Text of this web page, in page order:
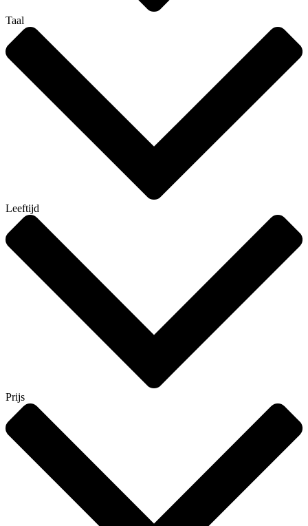
Taal
Leeftijd
Prijs